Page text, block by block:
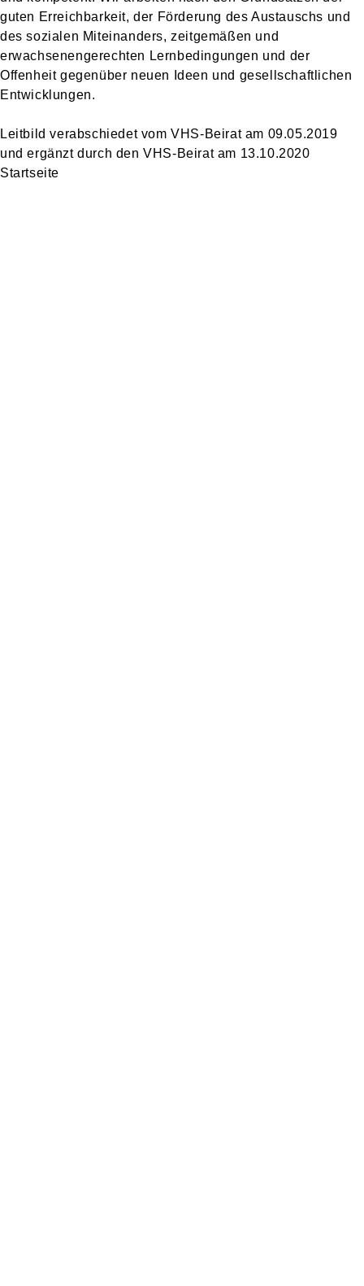
guten Erreichbarkeit, der Förderung des Austauschs und
des sozialen Miteinanders, zeitgemäßen und
erwachsenengerechten Lernbedingungen und der
Offenheit gegenüber neuen Ideen und gesellschaftlichen
Entwicklungen.
Leitbild verabschiedet vom VHS-Beirat am 09.05.2019
und ergänzt durch den VHS-Beirat am 13.10.2020
Startseite